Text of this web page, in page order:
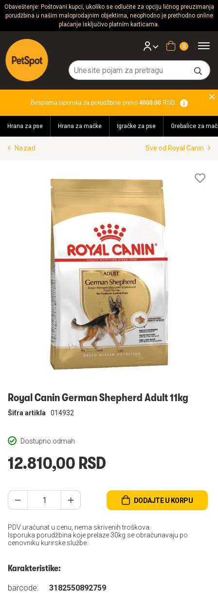
Obaveštenje: Poštovani kupci, ukoliko se odlučite za opciju ličnog preuzimanja
porudžbina u našim maloprodajnim objektima, neophodno je prethodno online
plaćanje isključivo platnim karticama.
Psi
Mačke
Glodari
Akvaristika
Teraristika
Brendovi
Akcija!
Korpa
Besplatna isporuka za porudžbine preko 4000.00RSD.
Hrana za pse Hrana za mačke Igračke za pse Grebalice za
Nazad Sve od Royal Canin
Royal Canin German Shepherd Adult 11kg
Dostupno odmah
Šifra artikla 014932
12.810,00 RSD
DODAJTE U KORPU
PDV uračunat u cenu, nema skrivenih troškova.
Isporuka porudžbina koje prelaze 30kg se obračunavaju po
cenovniku kurirske službe.
Karakteristike:
barcode:
3182550892759